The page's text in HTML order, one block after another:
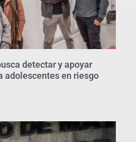
detectar y apoyar
adolescentes en riesgo